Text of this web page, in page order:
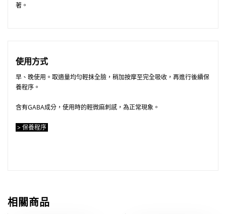
著。
使用方式
早、晚使用。取適量均勻輕抹全臉，稍加按摩至完全吸收，再進行後續保
養程序。
含有GABA成分，使用時的輕微麻刺感，為正常現象。
> 保養程序
相關商品